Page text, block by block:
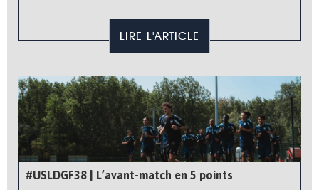
LIRE L'ARTICLE
#USLDGF38 | L’avant-match en 5 points